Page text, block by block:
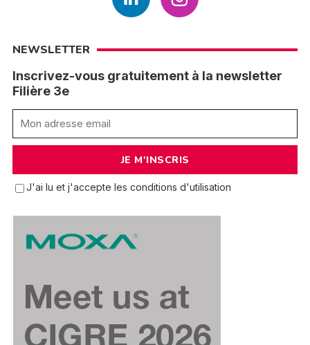
NEWSLETTER
Inscrivez-vous gratuitement à la newsletter
Filière 3e
J'ai lu et j'accepte les conditions d'utilisation